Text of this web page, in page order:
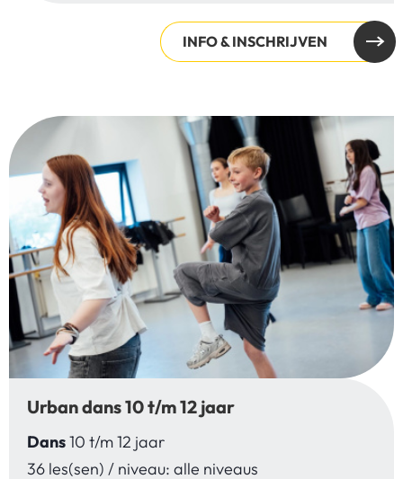
INFO & INSCHRIJVEN
Urban dans 10 t/m 12 jaar
Dans10 t/m 12 jaar
36 les(sen) / niveau: alle niveaus